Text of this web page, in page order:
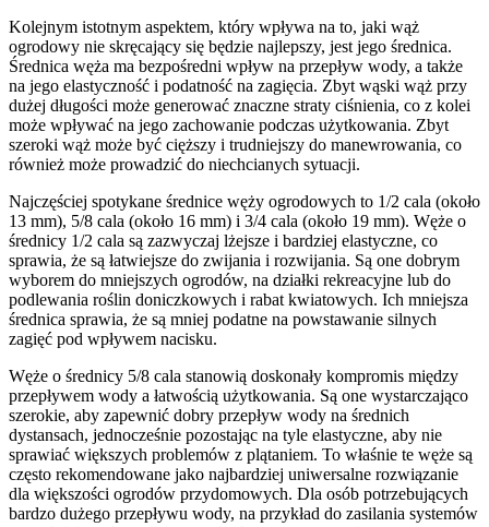
Kolejnym istotnym aspektem, który wpływa na to, jaki wąż
ogrodowy nie skręcający się będzie najlepszy, jest jego średnica.
Średnica węża ma bezpośredni wpływ na przepływ wody, a także
na jego elastyczność i podatność na zagięcia. Zbyt wąski wąż przy
dużej długości może generować znaczne straty ciśnienia, co z kolei
może wpływać na jego zachowanie podczas użytkowania. Zbyt
szeroki wąż może być cięższy i trudniejszy do manewrowania, co
również może prowadzić do niechcianych sytuacji.
Najczęściej spotykane średnice węży ogrodowych to 1/2 cala (około
13 mm), 5/8 cala (około 16 mm) i 3/4 cala (około 19 mm). Węże o
średnicy 1/2 cala są zazwyczaj lżejsze i bardziej elastyczne, co
sprawia, że są łatwiejsze do zwijania i rozwijania. Są one dobrym
wyborem do mniejszych ogrodów, na działki rekreacyjne lub do
podlewania roślin doniczkowych i rabat kwiatowych. Ich mniejsza
średnica sprawia, że są mniej podatne na powstawanie silnych
zagięć pod wpływem nacisku.
Węże o średnicy 5/8 cala stanowią doskonały kompromis między
przepływem wody a łatwością użytkowania. Są one wystarczająco
szerokie, aby zapewnić dobry przepływ wody na średnich
dystansach, jednocześnie pozostając na tyle elastyczne, aby nie
sprawiać większych problemów z plątaniem. To właśnie te węże są
często rekomendowane jako najbardziej uniwersalne rozwiązanie
dla większości ogrodów przydomowych. Dla osób potrzebujących
bardzo dużego przepływu wody, na przykład do zasilania systemów